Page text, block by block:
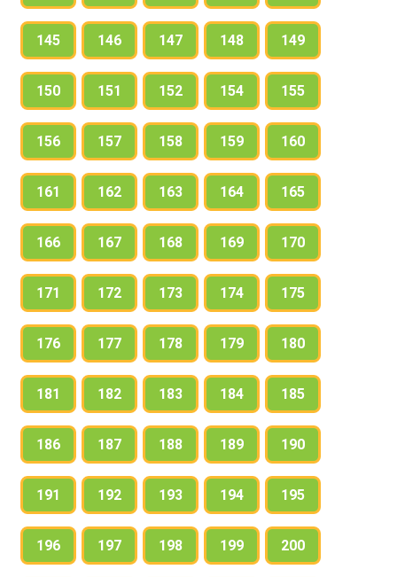
145 146 147 148 149
150 151 152 154 155
156 157 158 159 160
161 162 163 164 165
166 167 168 169 170
171 172 173 174 175
176 177 178 179 180
181 182 183 184 185
186 187 188 189 190
191 192 193 194 195
196 197 198 199 200